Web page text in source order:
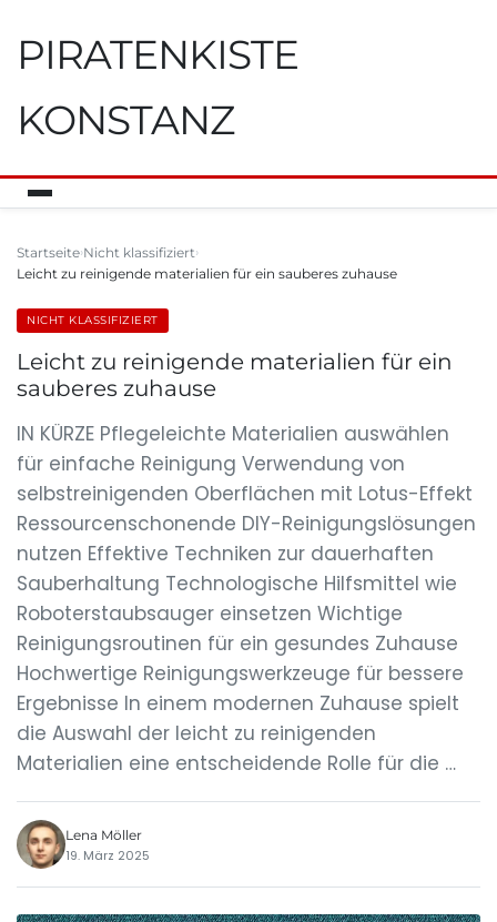
PIRATENKISTE
KONSTANZ
Startseite Nicht klassifiziert
Leicht zu reinigende materialien für ein sauberes zuhause
NICHT KLASSIFIZIERT
Leicht zu reinigende materialien für ein
sauberes zuhause
IN KÜRZE Pflegeleichte Materialien auswählen
für einfache Reinigung Verwendung von
selbstreinigenden Oberflächen mit Lotus-Effekt
Ressourcenschonende DIY-Reinigungslösungen
nutzen Effektive Techniken zur dauerhaften
Sauberhaltung Technologische Hilfsmittel wie
Roboterstaubsauger einsetzen Wichtige
Reinigungsroutinen für ein gesundes Zuhause
Hochwertige Reinigungswerkzeuge für bessere
Ergebnisse In einem modernen Zuhause spielt
die Auswahl der leicht zu reinigenden
Materialien eine entscheidende Rolle für die …
Lena Möller
19. März 2025